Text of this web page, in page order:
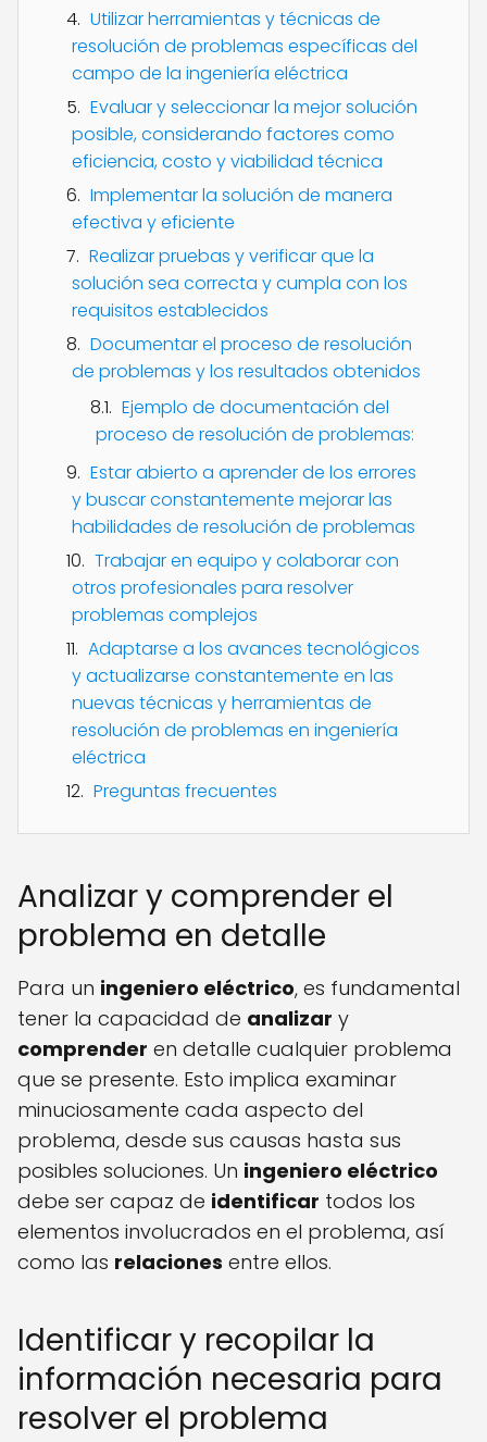
Utilizar herramientas y técnicas de
resolución de problemas específicas del
campo de la ingeniería eléctrica
Evaluar y seleccionar la mejor solución
posible, considerando factores como
eficiencia, costo y viabilidad técnica
Implementar la solución de manera
efectiva y eficiente
Realizar pruebas y verificar que la
solución sea correcta y cumpla con los
requisitos establecidos
Documentar el proceso de resolución
de problemas y los resultados obtenidos
Ejemplo de documentación del
proceso de resolución de problemas:
Estar abierto a aprender de los errores
y buscar constantemente mejorar las
habilidades de resolución de problemas
Trabajar en equipo y colaborar con
otros profesionales para resolver
problemas complejos
Adaptarse a los avances tecnológicos
y actualizarse constantemente en las
nuevas técnicas y herramientas de
resolución de problemas en ingeniería
eléctrica
Preguntas frecuentes
Analizar y comprender el
problema en detalle
Para un ingeniero eléctrico, es fundamental
tener la capacidad de analizar y
comprender en detalle cualquier problema
que se presente. Esto implica examinar
minuciosamente cada aspecto del
problema, desde sus causas hasta sus
posibles soluciones. Un ingeniero eléctrico
debe ser capaz de identificar todos los
elementos involucrados en el problema, así
como las relaciones entre ellos.
Identificar y recopilar la
información necesaria para
resolver el problema